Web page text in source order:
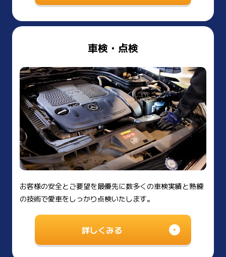
車検・点検
お客様の安全とご要望を最優先に数多くの車検実績と熟練
の技術で愛車をしっかり点検いたします。
詳しくみる